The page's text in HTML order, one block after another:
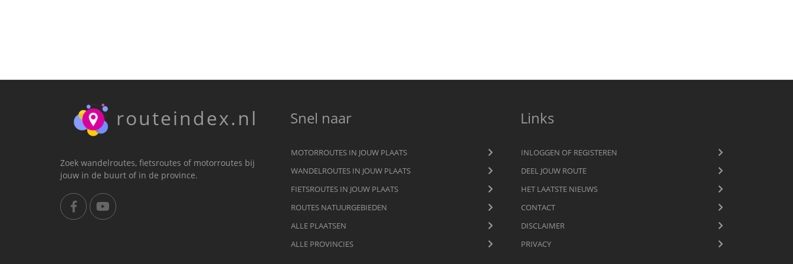
routeindex.nl
Zoek wandelroutes, fietsroutes of motorroutes bij
jouw in de buurt of in de province.
Snel naar
MOTORROUTES IN JOUW PLAATS
WANDELROUTES IN JOUW PLAATS
FIETSROUTES IN JOUW PLAATS
ROUTES NATUURGEBIEDEN
ALLE PLAATSEN
ALLE PROVINCIES
Links
INLOGGEN OF REGISTEREN
DEEL JOUW ROUTE
HET LAATSTE NIEUWS
CONTACT
DISCLAIMER
PRIVACY